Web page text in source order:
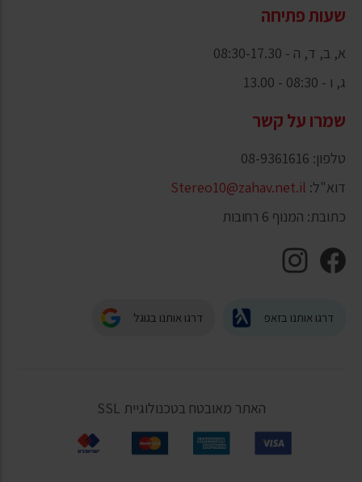
שעות פתיחה
א, ב, ד, ה - 08:30-17.30
ג, ו - 08:30 - 13.00
שמרו על קשר
טלפון: 08-9361616
דוא"ל: Stereo10@zahav.net.il
כתובת: המנוף 6 רחובות
דרגו אותנו בזאפ דרגו אותנו בגוגל
האתר מאובטח בטכנולוגיית SSL